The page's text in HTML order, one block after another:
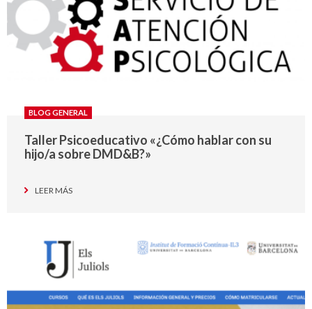
BLOG GENERAL
Taller Psicoeducativo «¿Cómo hablar con su
hijo/a sobre DMD&B?»
LEER MÁS